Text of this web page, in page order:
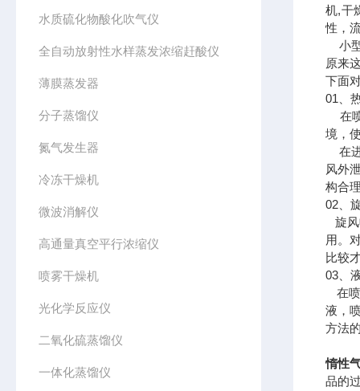
水质硫化物酸化吹气仪
全自动放射性水样蒸发浓缩赶酸仪
薄膜蒸发器
分子蒸馏仪
氮气发生器
冷冻干燥机
微波消解仪
高通量真空平行浓缩仪
喷雾干燥机
光化学反应仪
二氧化硫蒸馏仪
一体化蒸馏仪
机,干
性，
小型
原来
下面
01、
在喷
境，
在进
风外
构合
02、
旋风
用。
比较
03、
在喷
液，
方法
惰性
品的